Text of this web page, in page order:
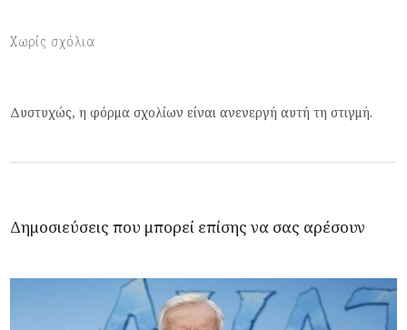
Χωρίς σχόλια
Δυστυχώς, η φόρμα σχολίων είναι ανενεργή αυτή τη στιγμή.
Δημοσιεύσεις που μπορεί επίσης να σας αρέσουν